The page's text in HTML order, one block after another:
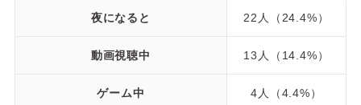
夜になると 22人（24.4%）
動画視聴中 13人（14.4%）
ゲーム中 4人（4.4%）